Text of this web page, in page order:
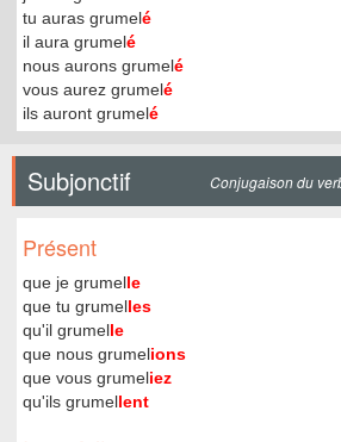
tu auras grumelé
il aura grumelé
nous aurons grumelé
vous aurez grumelé
ils auront grumelé
Subjonctif Conjugaison du
Présent
que je grumelle
que tu grumelles
qu'il grumelle
que nous grumelions
que vous grumeliez
qu'ils grumellent